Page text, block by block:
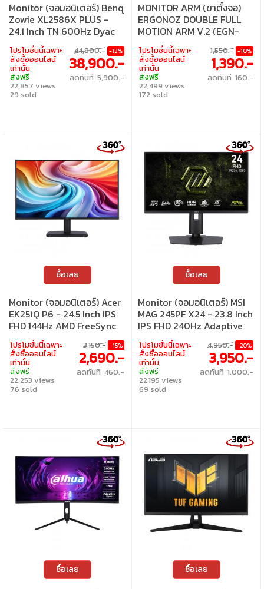
Monitor (จอมอนิเตอร์) Benq
Zowie XL2586X PLUS -
24.1 Inch TN 600Hz Dyac
โปรโมชั่นนี้เฉพาะ
สั่งซื้อออนไลน์
เท่านั้น
ส่งฟรี
22,857 views
29 sold
44,800.- -13%
38,900.-
ลดทันที 5,900.-
MONITOR ARM (ขาตั้งจอ)
ERGONOZ DOUBLE FULL
MOTION ARM V.2 (EGN-
FMAV2-D)
โปรโมชั่นนี้เฉพาะ
สั่งซื้อออนไลน์
เท่านั้น
ส่งฟรี
22,499 views
172 sold
1,550.- -10%
1,390.-
ลดทันที 160.-
ซื้อเลย
Monitor (จอมอนิเตอร์) Acer
EK251Q P6 - 24.5 Inch IPS
FHD 144Hz AMD FreeSync
โปรโมชั่นนี้เฉพาะ
สั่งซื้อออนไลน์
เท่านั้น
ส่งฟรี
22,253 views
76 sold
3,150.- -15%
2,690.-
ลดทันที 460.-
ซื้อเลย
Monitor (จอมอนิเตอร์) MSI
MAG 245PF X24 - 23.8 Inch
IPS FHD 240Hz Adaptive
โปรโมชั่นนี้เฉพาะ
สั่งซื้อออนไลน์
เท่านั้น
ส่งฟรี
22,195 views
69 sold
4,950.- -20%
3,950.-
ลดทันที 1,000.-
ซื้อเลย ซื้อเลย